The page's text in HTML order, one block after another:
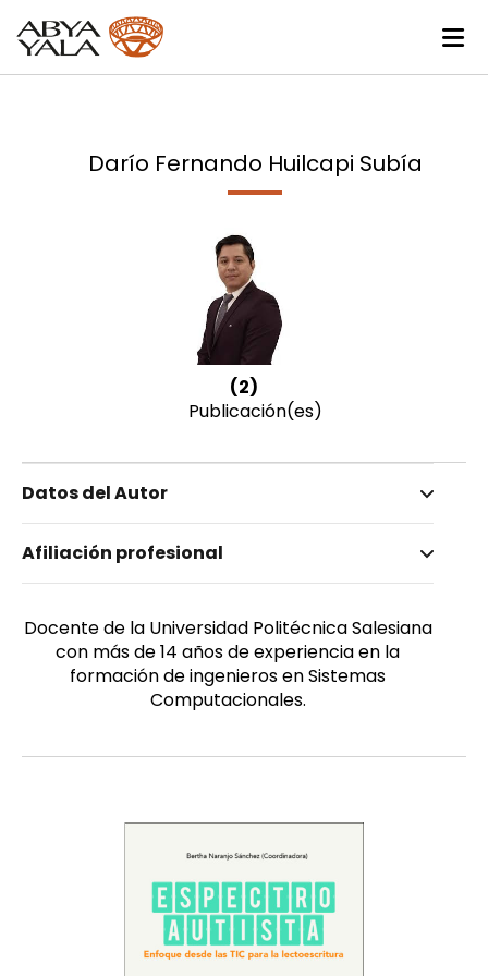
Darío Fernando Huilcapi Subía
(2)
Publicación(es)
Datos del Autor
Huilcapi Subía, Darío Fernando
Masculino
Afiliación profesional
Docente de la Universidad Politécnica Salesiana
con más de 14 años de experiencia en la
formación de ingenieros en Sistemas
Computacionales.